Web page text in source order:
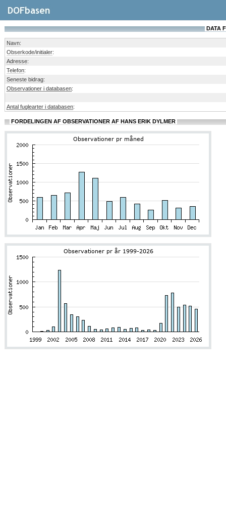
DATA
Navn:
Obserkode/initialer:
Adresse:
Telefon:
Seneste bidrag:
Observationer i databasen:
Antal fuglearter i databasen:
FORDELINGEN AF OBSERVATIONER AF HANS ERIK DYLMER